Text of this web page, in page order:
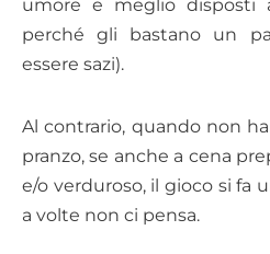
umore e meglio disposti
perché gli bastano un
essere sazi).
Al contrario, quando non
pranzo, se anche a cena
e/o verduroso, il gioco si fa
a volte non ci pensa.